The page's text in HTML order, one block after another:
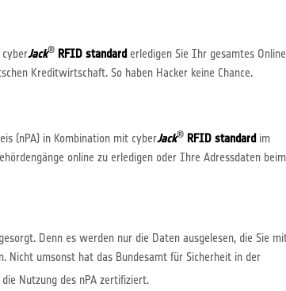
cyberJack® RFID standard erledigen Sie Ihr gesamtes
Kreditwirtschaft. So haben Hacker keine Chance.
(nPA) in Kombination mit cyberJack® RFID standard im
online zu erledigen oder Ihre Adressdaten beim
Denn es werden nur die Daten ausgelesen, die Sie
Nicht umsonst hat das Bundesamt für Sicherheit in der
Nutzung des nPA zertifiziert.